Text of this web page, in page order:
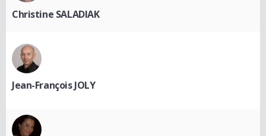
Christine SALADIAK
Jean-François JOLY